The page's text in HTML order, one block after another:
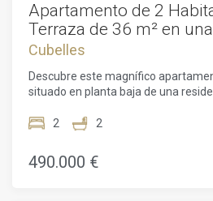
Apartamento de 2
Terraza de 36 m² en
Exclusiva en Cubelles
Cubelles
Descubre este magnífico
situado en planta baja de una
arquitectura MIAS Arquitectos. A
ofrece un entorno de vida
combinar elegancia
2 2
490.000 €